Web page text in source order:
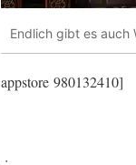
Endlich gibt es auch
appstore 980132410]